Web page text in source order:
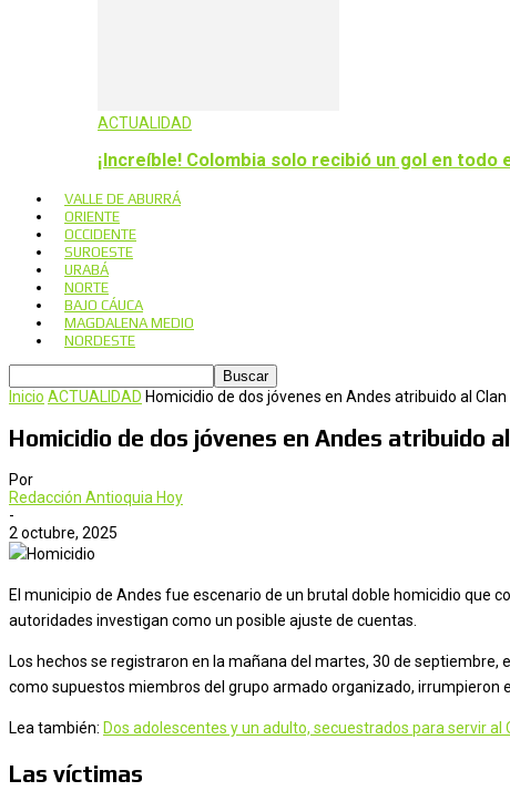
ACTUALIDAD
¡Increíble! Colombia solo recibió un gol en todo
VALLE DE ABURRÁ
ORIENTE
OCCIDENTE
SUROESTE
URABÁ
NORTE
BAJO CÁUCA
MAGDALENA MEDIO
NORDESTE
Inicio ACTUALIDAD Homicidio de dos jóvenes en Andes atribuido al Clan
Homicidio de dos jóvenes en Andes atribuido
Por
Redacción Antioquia Hoy
-
2 octubre, 2025
El municipio de Andes fue escenario de un brutal doble homicidio que
autoridades investigan como un posible ajuste de cuentas.
Los hechos se registraron en la mañana del martes, 30 de
como supuestos miembros del grupo armado organizado, irrumpieron
Lea también: Dos adolescentes y un adulto, secuestrados para servir al
Las víctimas